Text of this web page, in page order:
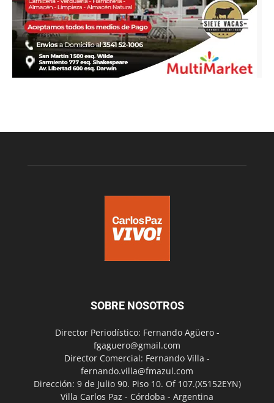
SOBRE NOSOTROS
Director Periodístico: Fernando Agüero -
fgaguero@gmail.com
Director Comercial: Fernando Villa -
fernando.villa@fmazul.com
Dirección: 9 de Julio 90. Piso 10. Of 107.(X5152EYN)
Villa Carlos Paz - Córdoba - Argentina